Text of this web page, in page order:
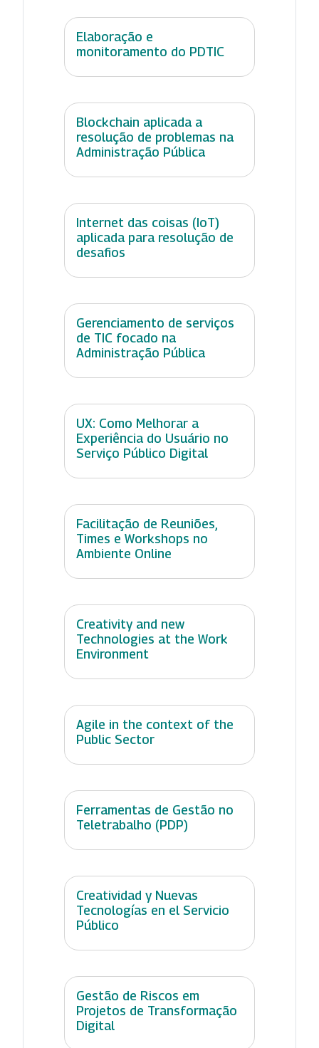
Elaboração e
monitoramento do PDTIC
Blockchain aplicada a
resolução de problemas na
Administração Pública
Internet das coisas (IoT)
aplicada para resolução de
desafios
Gerenciamento de serviços
de TIC focado na
Administração Pública
UX: Como Melhorar a
Experiência do Usuário no
Serviço Público Digital
Facilitação de Reuniões,
Times e Workshops no
Ambiente Online
Creativity and new
Technologies at the Work
Environment
Agile in the context of the
Public Sector
Ferramentas de Gestão no
Teletrabalho (PDP)
Creatividad y Nuevas
Tecnologías en el Servicio
Público
Gestão de Riscos em
Projetos de Transformação
Digital